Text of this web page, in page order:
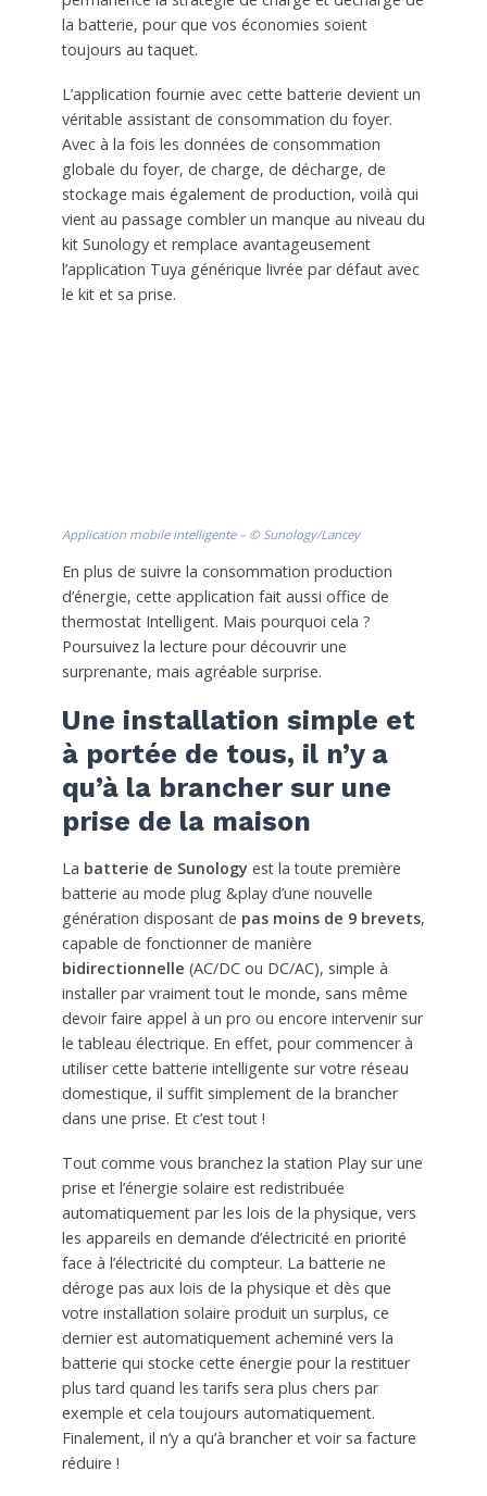
la batterie, pour que vos économies soient
toujours au taquet.
L’application fournie avec cette batterie devient un
véritable assistant de consommation du foyer.
Avec à la fois les données de consommation
globale du foyer, de charge, de décharge, de
stockage mais également de production, voilà qui
vient au passage combler un manque au niveau du
kit Sunology et remplace avantageusement
l’application Tuya générique livrée par défaut avec
le kit et sa prise.
Application mobile intelligente – © Sunology/Lancey
En plus de suivre la consommation production
d’énergie, cette application fait aussi office de
thermostat Intelligent. Mais pourquoi cela ?
Poursuivez la lecture pour découvrir une
surprenante, mais agréable surprise.
Une installation simple et
à portée de tous, il n’y a
qu’à la brancher sur une
prise de la maison
La batterie de Sunologyest la toute première
batterie au mode plug &play d’une nouvelle
génération disposant de pas moins de 9 brevets,
capable de fonctionner de manière
bidirectionnelle (AC/DC ou DC/AC), simple à
installer par vraiment tout le monde, sans même
devoir faire appel à un pro ou encore intervenir sur
le tableau électrique. En effet, pour commencer à
utiliser cette batterie intelligente sur votre réseau
domestique, il suffit simplement de la brancher
dans une prise. Et c’est tout !
Tout comme vous branchez la station Play sur une
prise et l’énergie solaire est redistribuée
automatiquement par les lois de la physique, vers
les appareils en demande d’électricité en priorité
face à l’électricité du compteur. La batterie ne
déroge pas aux lois de la physique et dès que
votre installation solaire produit un surplus, ce
dernier est automatiquement acheminé vers la
batterie qui stocke cette énergie pour la restituer
plus tard quand les tarifs sera plus chers par
exemple et cela toujours automatiquement.
Finalement, il n’y a qu’à brancher et voir sa facture
réduire !